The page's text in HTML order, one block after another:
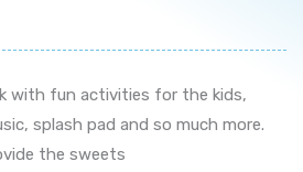
with fun activities for the kids,
splash pad and so much more.
the sweets